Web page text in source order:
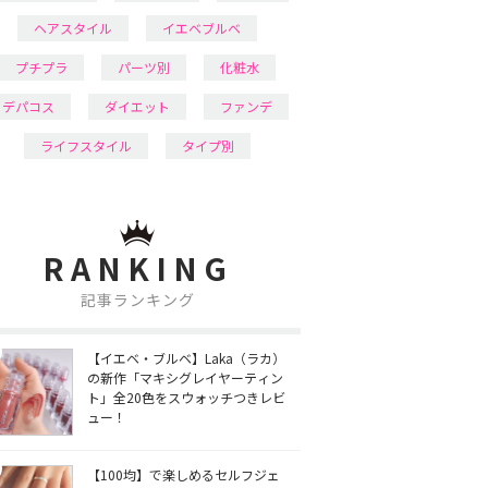
ヘアスタイル イエベブルベ
プチプラ パーツ別 化粧水
デパコス ダイエット ファンデ
ライフスタイル タイプ別
RANKING
記事ランキング
【イエベ・ブルベ】Laka（ラカ）
の新作「マキシグレイヤーティン
ト」全20色をスウォッチつきレビ
ュー！
【100均】で楽しめるセルフジェ